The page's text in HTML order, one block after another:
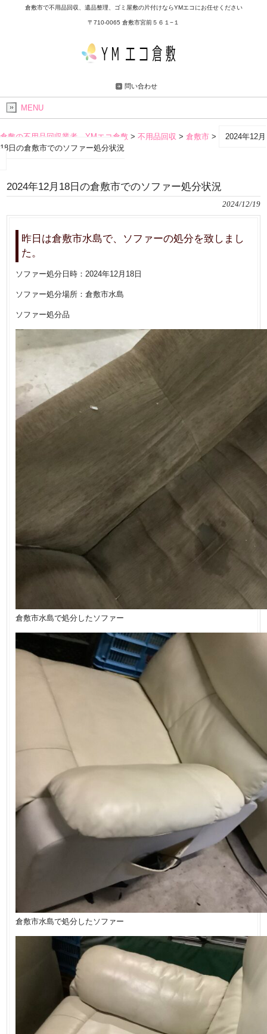
倉敷市で不用品回収、遺品整理、ゴミ屋敷の片付けならYMエコにお任せください
〒710-0065 倉敷市宮前５６１−１
問い合わせ
MENU
倉敷の不用品回収業者 YMエコ倉敷 > 不用品回収 > 倉敷市 >
2024年12月
18日の倉敷市でのソファー処分状況
2024年12月18日の倉敷市でのソファー処分状況
2024/12/19
昨日は倉敷市水島で、ソファーの処分を致しまし
た。
ソファー処分日時：2024年12月18日
ソファー処分場所：倉敷市水島
ソファー処分品
倉敷市水島で処分したソファー
倉敷市水島で処分したソファー